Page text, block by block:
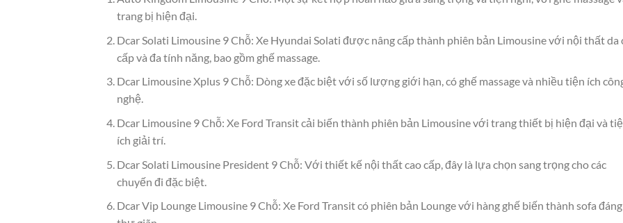
trang bị hiện đại.
Dcar Solati Limousine 9 Chỗ: Xe Hyundai Solati được nâng cấp thành phiên bản Limousine với nội thất da
cấp và đa tính năng, bao gồm ghế massage.
Dcar Limousine Xplus 9 Chỗ: Dòng xe đặc biệt với số lượng giới hạn, có ghế massage và nhiều tiện ích
nghệ.
Dcar Limousine 9 Chỗ: Xe Ford Transit cải biến thành phiên bản Limousine với trang thiết bị hiện đại và
ích giải trí.
Dcar Solati Limousine President 9 Chỗ: Với thiết kế nội thất cao cấp, đây là lựa chọn sang trọng cho các
chuyến đi đặc biệt.
Dcar Vip Lounge Limousine 9 Chỗ: Xe Ford Transit có phiên bản Lounge với hàng ghế biến thành sofa đáng